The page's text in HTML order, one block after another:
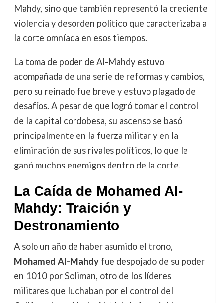
Mahdy, sino que también representó la creciente
violencia y desorden político que caracterizaba a
la corte omníada en esos tiempos.
La toma de poder de Al-Mahdy estuvo
acompañada de una serie de reformas y cambios,
pero su reinado fue breve y estuvo plagado de
desafíos. A pesar de que logró tomar el control
de la capital cordobesa, su ascenso se basó
principalmente en la fuerza militar y en la
eliminación de sus rivales políticos, lo que le
ganó muchos enemigos dentro de la corte.
La Caída de Mohamed Al-
Mahdy: Traición y
Destronamiento
A solo un año de haber asumido el trono,
Mohamed Al-Mahdyfue despojado de su poder
en 1010 por Soliman, otro de los líderes
militares que luchaban por el control del